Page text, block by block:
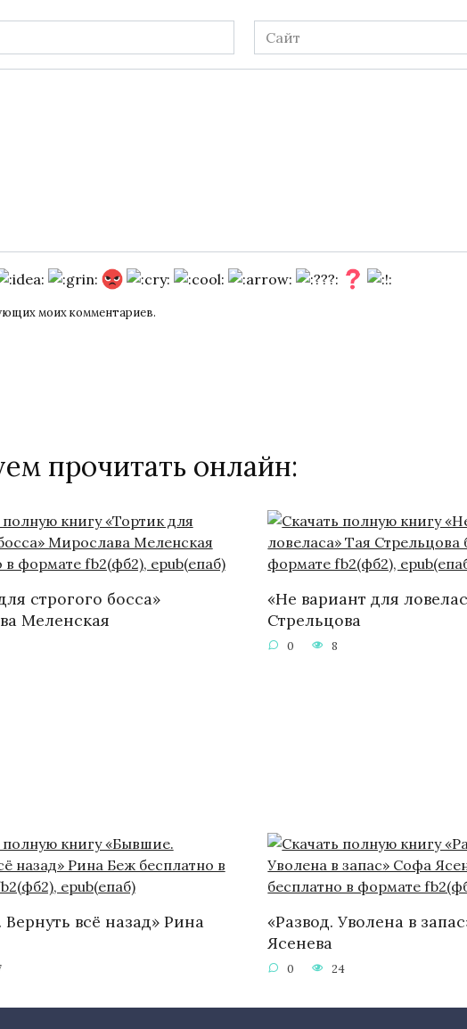
Сайт
моих комментариев.
прочитать онлайн:
строгого босса»
Меленская
«Не вариант для
Стрельцова
0 8
всё назад» Рина
«Развод. Уволена в
Ясенева
0 24